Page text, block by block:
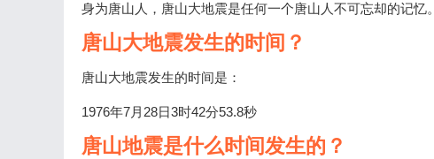
身为唐山人，唐山大地震是任何一个唐山人不可忘却的记忆。
唐山大地震发生的时间？
唐山大地震发生的时间是：
1976年7月28日3时42分53.8秒
唐山地震是什么时间发生的？